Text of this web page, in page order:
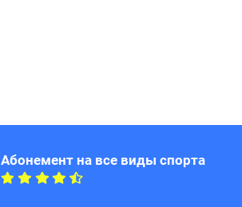
Абонемент на все виды спорта